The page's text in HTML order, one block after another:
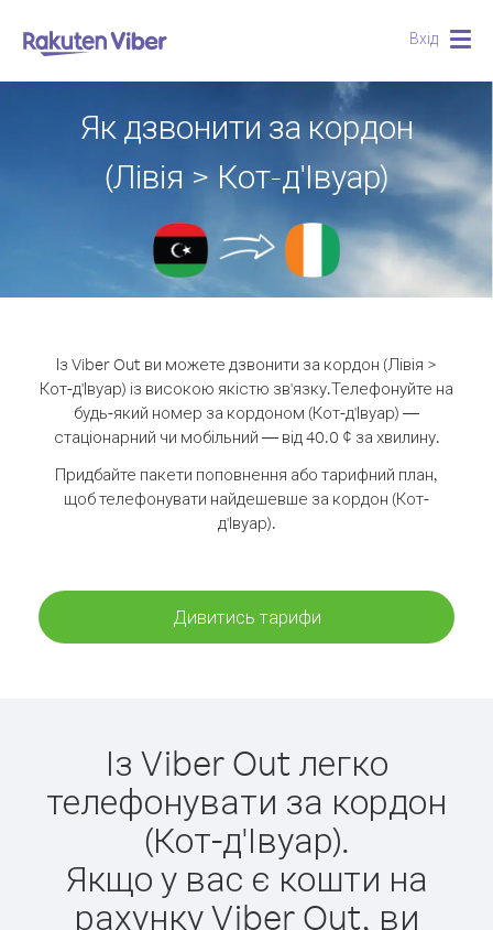
Вхід
Як дзвонити за кордон
(Лівія > Кот-д'Івуар)
Із Viber Out ви можете дзвонити за кордон (Лівія >
Кот-д'Івуар) із високою якістю зв'язку.Телефонуйте на
будь-який номер за кордоном (Кот-д'Івуар) —
стаціонарний чи мобільний — від 40.0 ¢ за хвилину.
Придбайте пакети поповнення або тарифний план,
щоб телефонувати найдешевше за кордон (Кот-
д'Івуар).
Дивитись тарифи
Із Viber Out легко
телефонувати за кордон
(Кот-д'Івуар).
Якщо у вас є кошти на
рахунку Viber Out, ви